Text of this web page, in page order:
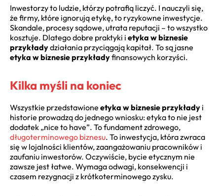
Inwestorzy to ludzie, którzy potrafią liczyć. I nauczyli się,
że firmy, które ignorują etykę, to ryzykowne inwestycje.
Skandale, procesy sądowe, utrata reputacji – to wszystko
kosztuje. Dlatego dobre praktyki i etyka w biznesie
przykładydziałania przyciągają kapitał. To są jasne
etyka w biznesie przykładyfinansowych korzyści.
Kilka myśli na koniec
Wszystkie przedstawione etyka w biznesie przykłady i
historie prowadzą do jednego wniosku: etyka to nie jest
dodatek „nice to have”. To fundament zdrowego,
długoterminowego biznesu. To inwestycja, która zwraca
się w lojalności klientów, zaangażowaniu pracowników i
zaufaniu inwestorów. Oczywiście, bycie etycznym nie
zawsze jest łatwe. Wymaga odwagi, konsekwencji i
czasem rezygnacji z krótkoterminowego zysku.